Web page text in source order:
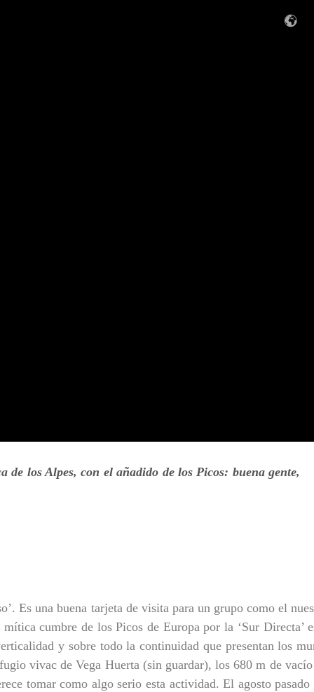
de los Alpes, con el añadido de los Picos: buena gente,
Es una buena tarjeta de visita para un grupo como el
cumbre de los Picos de Europa por la ‘Sur Directa’
y sobre todo la continuidad que presentan los
vivac de Vega Huerta (sin guardar), los 680 m de
tomar como algo serio esta actividad. El agosto pasado